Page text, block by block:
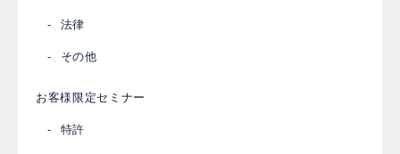
法律
その他
お客様限定セミナー
特許